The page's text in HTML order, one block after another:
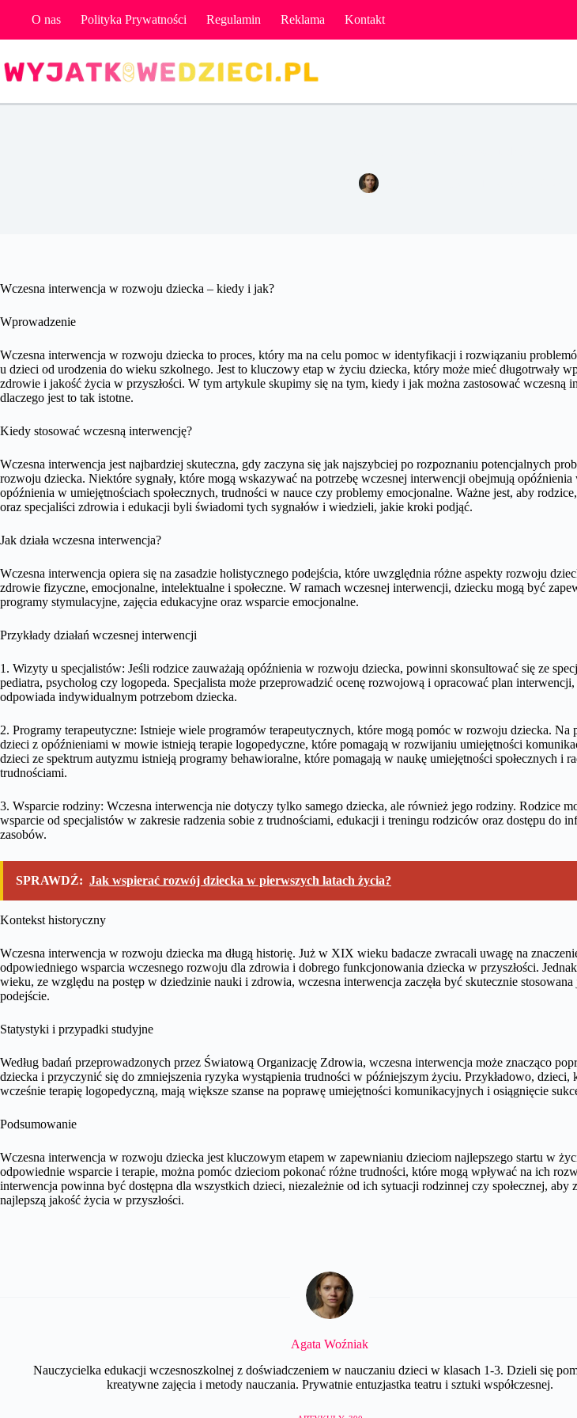
O nas Polityka Prywatności Regulamin Reklama Kontakt
Wczesna interwencja w rozwoju dziecka – kiedy i jak?
Wprowadzenie
Wczesna interwencja w rozwoju dziecka to proces, który ma na celu pomoc w identyfikacji i rozwiązaniu
u dzieci od urodzenia do wieku szkolnego. Jest to kluczowy etap w życiu dziecka, który może mieć długotrwały
zdrowie i jakość życia w przyszłości. W tym artykule skupimy się na tym, kiedy i jak można zastosować wczesną
dlaczego jest to tak istotne.
Kiedy stosować wczesną interwencję?
Wczesna interwencja jest najbardziej skuteczna, gdy zaczyna się jak najszybciej po rozpoznaniu potencjalnych
rozwoju dziecka. Niektóre sygnały, które mogą wskazywać na potrzebę wczesnej interwencji obejmują
opóźnienia w umiejętnościach społecznych, trudności w nauce czy problemy emocjonalne. Ważne jest, aby
oraz specjaliści zdrowia i edukacji byli świadomi tych sygnałów i wiedzieli, jakie kroki podjąć.
Jak działa wczesna interwencja?
Wczesna interwencja opiera się na zasadzie holistycznego podejścia, które uwzględnia różne aspekty rozwoju
zdrowie fizyczne, emocjonalne, intelektualne i społeczne. W ramach wczesnej interwencji, dziecku mogą być
programy stymulacyjne, zajęcia edukacyjne oraz wsparcie emocjonalne.
Przykłady działań wczesnej interwencji
1. Wizyty u specjalistów: Jeśli rodzice zauważają opóźnienia w rozwoju dziecka, powinni skonsultować się ze
pediatra, psycholog czy logopeda. Specjalista może przeprowadzić ocenę rozwojową i opracować plan
odpowiada indywidualnym potrzebom dziecka.
2. Programy terapeutyczne: Istnieje wiele programów terapeutycznych, które mogą pomóc w rozwoju dziecka. Na
dzieci z opóźnieniami w mowie istnieją terapie logopedyczne, które pomagają w rozwijaniu umiejętności
dzieci ze spektrum autyzmu istnieją programy behawioralne, które pomagają w naukę umiejętności społecznych i
trudnościami.
3. Wsparcie rodziny: Wczesna interwencja nie dotyczy tylko samego dziecka, ale również jego rodziny. Rodzice
wsparcie od specjalistów w zakresie radzenia sobie z trudnościami, edukacji i treningu rodziców oraz dostępu do
zasobów.
SPRAWDŹ: Jak wspierać rozwój dziecka w pierwszych latach życia?
Kontekst historyczny
Wczesna interwencja w rozwoju dziecka ma długą historię. Już w XIX wieku badacze zwracali uwagę na
odpowiedniego wsparcia wczesnego rozwoju dla zdrowia i dobrego funkcjonowania dziecka w przyszłości.
wieku, ze względu na postęp w dziedzinie nauki i zdrowia, wczesna interwencja zaczęła być skutecznie
podejście.
Statystyki i przypadki studyjne
Według badań przeprowadzonych przez Światową Organizację Zdrowia, wczesna interwencja może znacząco
dziecka i przyczynić się do zmniejszenia ryzyka wystąpienia trudności w późniejszym życiu. Przykładowo, dzieci,
wcześnie terapię logopedyczną, mają większe szanse na poprawę umiejętności komunikacyjnych i osiągnięcie
Podsumowanie
Wczesna interwencja w rozwoju dziecka jest kluczowym etapem w zapewnianiu dzieciom najlepszego startu w
odpowiednie wsparcie i terapie, można pomóc dzieciom pokonać różne trudności, które mogą wpływać na ich
interwencja powinna być dostępna dla wszystkich dzieci, niezależnie od ich sytuacji rodzinnej czy społecznej, aby
najlepszą jakość życia w przyszłości.
Agata Woźniak
Nauczycielka edukacji wczesnoszkolnej z doświadczeniem w nauczaniu dzieci w klasach 1-3. Dzieli się
kreatywne zajęcia i metody nauczania. Prywatnie entuzjastka teatru i sztuki współczesnej.